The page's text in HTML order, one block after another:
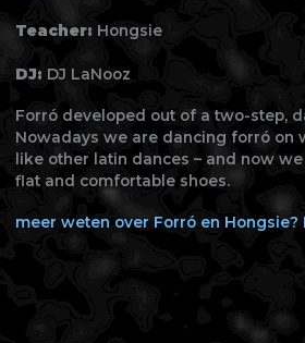
Teacher: Hongsie
DJ: DJ LaNooz
Forró developed out of a two-step,
Nowadays we are dancing forró on
like other latin dances – and now
flat and comfortable shoes.
meer weten over Forró en Hongsie?